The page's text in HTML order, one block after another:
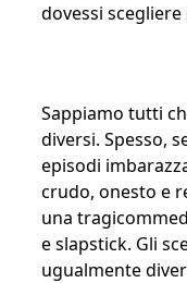
dovessi
Sappiamo tutti
diversi. Spesso,
episodi
crudo, onesto e
una
e slapstick. Gli
ugualmente